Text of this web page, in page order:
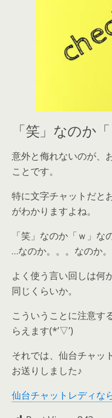
「笑」なのか
意外と侮れないのが、
ことです。
特に文字チャットだと
がわかりますよね。
「笑」なのか「ｗ」な
…なのか。。。なのか。
よく使う言い回しは何
同じくらいか。
こういうことに注意す
らえます(*’▽’)
それでは、仙台チャッ
お送りしました♪
仙台チャットレディな